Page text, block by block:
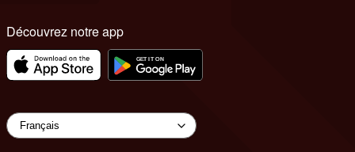
Découvrez notre app